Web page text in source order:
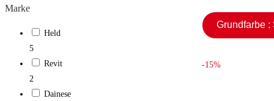
Marke
Held
5
Revit
2
Dainese
-15%